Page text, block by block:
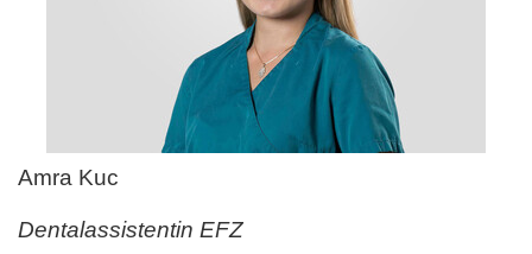
Amra Kuc
Dentalassistentin EFZ